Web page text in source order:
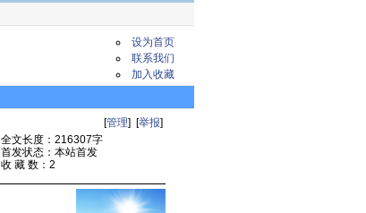
设为首页
联系我们
加入收藏
[管理] [举报]
全文长度：216307字
首发状态：本站首发
收 藏 数：2